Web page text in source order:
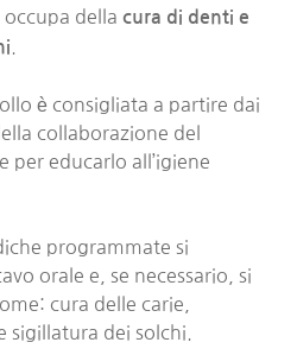
occupa della cura di denti e
è consigliata a partire dai
collaborazione del
per educarlo all’igiene
programmate si
orale e, se necessario, si
cura delle carie,
sigillatura dei solchi.